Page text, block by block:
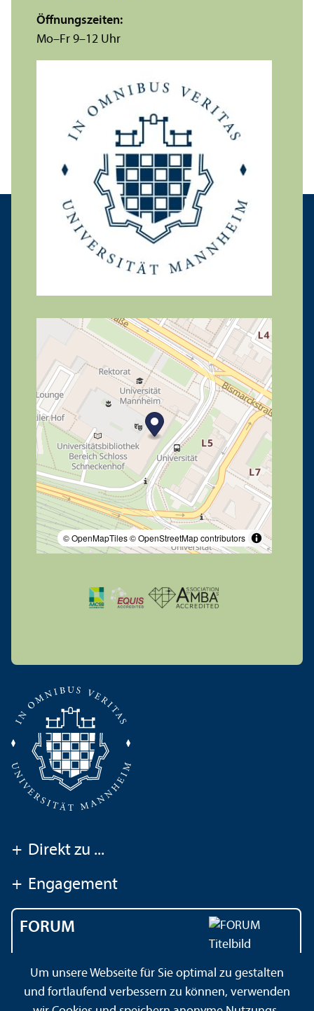
© OpenMapTiles© OpenStreetMap contributors
Öffnungs­zeiten:
Mo–Fr 9–12 Uhr
+ Direkt zu ...
+ Engagement
FORUM
Universität Mannheim
Um unsere Webseite für Sie optimal zu gestalten
und fortlaufend verbessern zu können, verwenden